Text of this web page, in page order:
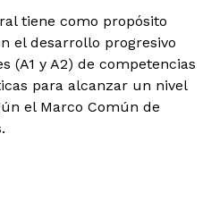
tiene como propósito
el desarrollo progresivo
(A1 y A2) de competencias
para alcanzar un nivel
el Marco Común de